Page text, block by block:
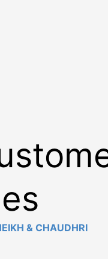
& CHAUDHRI